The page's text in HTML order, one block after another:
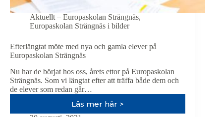
Aktuellt – Europaskolan Strängnäs,
Europaskolan Strängnäs i bilder
Efterlängtat möte med nya och gamla elever på
Europaskolan Strängnäs
Nu har de börjat hos oss, årets ettor på Europaskolan
Strängnäs. Som vi längtat efter att träffa både dem och
de elever som redan går…
Läs mer här >
Efterlängtat